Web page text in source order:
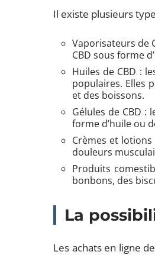
Il existe plusieurs
Vaporisateurs de
CBD sous forme
Huiles de CBD :
populaires. Elles
et des boissons.
Gélules de CBD :
forme d’huile ou
Crèmes et
douleurs
Produits
bonbons, des
La
Les achats en ligne